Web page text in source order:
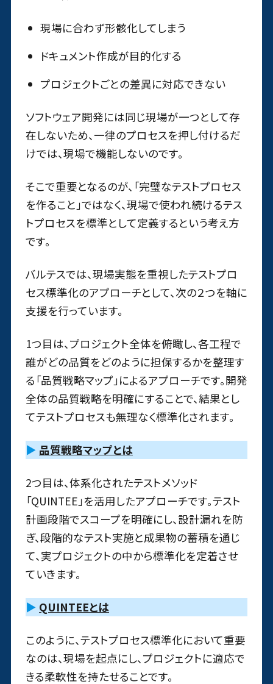
現場に合わず形骸化してしまう
ドキュメント作成が目的化する
プロジェクトごとの差異に対応できない
ソフトウェア開発には同じ現場が一つとして存
在しないため、一律のプロセスを押し付けるだ
けでは、現場で機能しないのです。
そこで重要となるのが、「完璧なテストプロセス
を作ること」ではなく、現場で使われ続けるテス
トプロセスを標準として定義するという考え方
です。
バルテスでは、現場実態を重視したテストプロ
セス標準化のアプローチとして、次の２つを軸に
支援を行っています。
1つ目は、プロジェクト全体を俯瞰し、各工程で
誰がどの品質をどのように担保するかを整理す
る「品質戦略マップ」によるアプローチです。開発
全体の品質戦略を明確にすることで、結果とし
てテストプロセスも無理なく標準化されます。
▶ 品質戦略マップとは
2つ目は、体系化されたテストメソッド
「QUINTEE」を活用したアプローチです。テスト
計画段階でスコープを明確にし、設計漏れを防
ぎ、段階的なテスト実施と成果物の蓄積を通じ
て、実プロジェクトの中から標準化を定着させ
ていきます。
▶ QUINTEEとは
このように、テストプロセス標準化において重要
なのは、現場を起点にし、プロジェクトに適応で
きる柔軟性を持たせることです。